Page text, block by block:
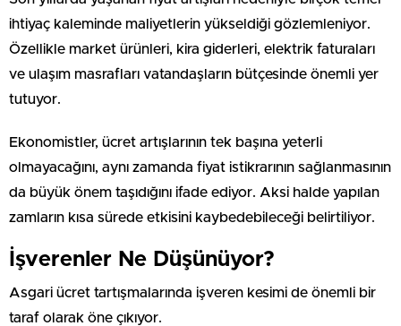
ihtiyaç kaleminde maliyetlerin yükseldiği gözlemleniyor.
Özellikle market ürünleri, kira giderleri, elektrik faturaları
ve ulaşım masrafları vatandaşların bütçesinde önemli yer
tutuyor.
Ekonomistler, ücret artışlarının tek başına yeterli
olmayacağını, aynı zamanda fiyat istikrarının sağlanmasının
da büyük önem taşıdığını ifade ediyor. Aksi halde yapılan
zamların kısa sürede etkisini kaybedebileceği belirtiliyor.
İşverenler Ne Düşünüyor?
Asgari ücret tartışmalarında işveren kesimi de önemli bir
taraf olarak öne çıkıyor.